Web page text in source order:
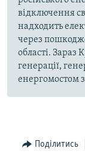
відключення
надходить
через
області. Зараз
генерації,
енергомостом
Поділитись